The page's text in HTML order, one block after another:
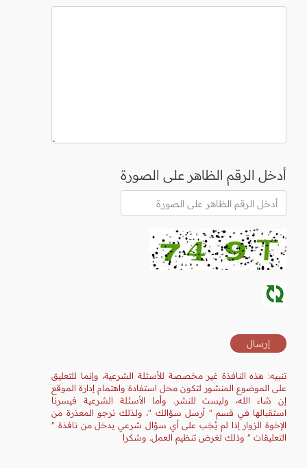
أدخل الرقم الظاهر على الصورة
تنبيه: هذه النافذة غير مخصصة للأسئلة الشرعية، وإنما للتعليق
على الموضوع المنشور لتكون محل استفادة واهتمام إدارة الموقع
إن شاء الله، وليست للنشر. وأما الأسئلة الشرعية فيسرنا
استقبالها في قسم " أرسل سؤالك "، ولذلك نرجو المعذرة من
الإخوة الزوار إذا لم يُجَب على أي سؤال شرعي يدخل من نافذة "
التعليقات " وذلك لغرض تنظيم العمل. وشكرا